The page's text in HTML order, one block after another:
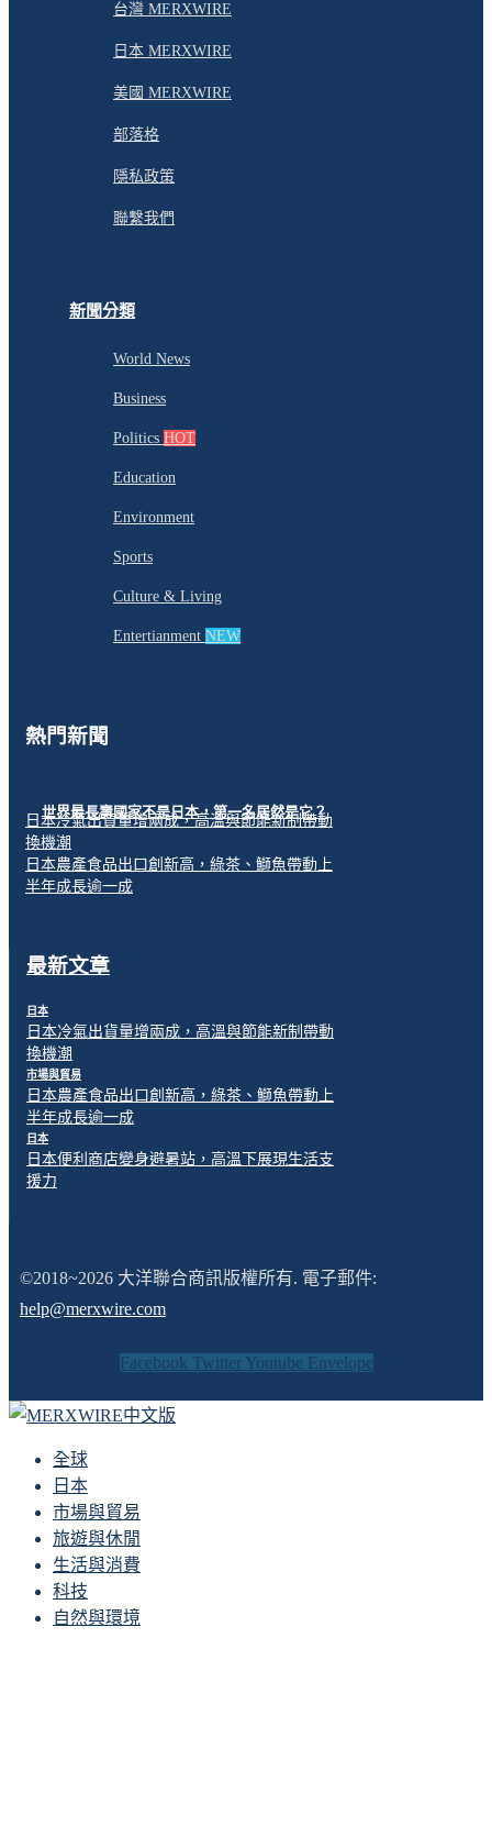
台灣 MERXWIRE
日本 MERXWIRE
美國 MERXWIRE
部落格
隱私政策
聯繫我們
新聞分類
World News
Business
Politics HOT
Education
Environment
Sports
Culture & Living
Entertianment NEW
熱門新聞
世界最長壽國家不是日本，第一名居然是它？
日本冷氣出貨量增兩成，高溫與節能新制帶動
換機潮
日本農產食品出口創新高，綠茶、鰤魚帶動上
半年成長逾一成
最新文章
日本
日本冷氣出貨量增兩成，高溫與節能新制帶動
換機潮
市場與貿易
日本農產食品出口創新高，綠茶、鰤魚帶動上
半年成長逾一成
日本
日本便利商店變身避暑站，高溫下展現生活支
援力
©2018~2026 大洋聯合商訊版權所有. 電子郵件:
help@merxwire.com
Facebook Twitter Youtube Envelope
全球
日本
市場與貿易
旅遊與休閒
生活與消費
科技
自然與環境